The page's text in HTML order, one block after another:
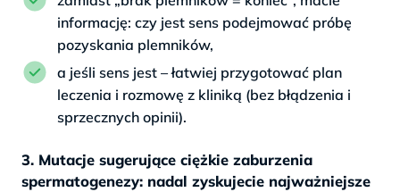
informację: czy jest sens podejmować próbę
pozyskania plemników,
a jeśli sens jest – łatwiej przygotować plan
leczenia i rozmowę z kliniką (bez błądzenia i
sprzecznych opinii).
3. Mutacje sugerujące ciężkie zaburzenia
spermatogenezy: nadal zyskujecie najważniejsze